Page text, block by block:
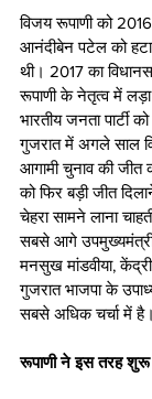
विजय रूपाणी को
आनंदीबेन पटेल को
थी। 2017 का
रूपाणी के नेतृत्व में
भारतीय जनता पार्टी
गुजरात में अगले साल
आगामी चुनाव की जीत
को फिर बड़ी जीत
चेहरा सामने लाना
सबसे आगे उपमुख्यमंत्री
मनसुख मांडवीया,
गुजरात भाजपा के
सबसे अधिक चर्चा में है।
रूपाणी ने इस तरह शुरू